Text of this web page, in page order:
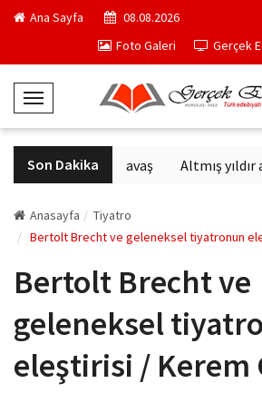
Ana Sayfa
08.08.2026
Foto Galeri
Gerçek
T
o
g
g
e
N
v
g
a
t
Son Dakika
Altıncı Nesil Savaş Altmış yıldır
Anasayfa
Tiyatro
Bertolt Brecht ve geleneksel tiyatronun
Bertolt Brecht ve
geleneksel
eleştirisi / Kerem